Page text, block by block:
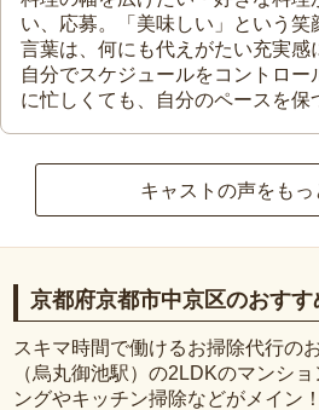
い、応募。「美味しい」という笑
言葉は、何にも代えがたい充実感
自分でスケジュールをコントロー
に忙しくても、自分のペースを保
キャストの声をもっ
京都府京都市中京区のおすす
スキマ時間で働けるお掃除代行の
（烏丸御池駅）の2LDKのマンシ
ングやキッチン掃除などがメイン